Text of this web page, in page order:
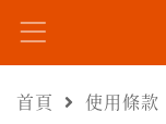
首頁 使用條款